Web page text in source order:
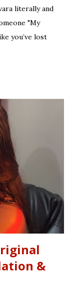
literally and
"My
you’ve lost
the correct
before your
to find the
are here to
you are a
Adhikari Salary
&